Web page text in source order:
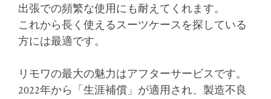
出張での頻繁な使用にも耐えてくれます。
これから長く使えるスーツケースを探している
方には最適です。
リモワの最大の魅力はアフターサービスです。
2022年から「生涯補償」が適用され、製造不良